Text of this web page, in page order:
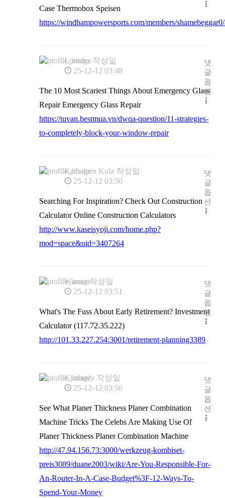
Case Thermobox Speisen
https://windhampowersports.com/members/
Lourdes 작성일
25-12-12 03:48
The 10 Most Scariest Things About Emergency Glass
Repair Emergency Glass Repair
https://tuvan.bestmua.vn/dwqa-question/11-strategies-
to-completely-block-your-window-repair
댓
글
옵
션
Kathaleen Kula 작성일
25-12-12 03:50
Searching For Inspiration? Check Out Construction
Calculator Online Construction Calculators
http://www.kaseisyoji.com/home.php?
mod=space&uid=3407264
댓
글
옵
션
Warner 작성일
25-12-12 03:51
What's The Fuss About Early Retirement? Investment
Calculator (117.72.35.222)
http://101.33.227.254:3001/retirement-planning3389
댓
글
옵
션
Kimberly 작성일
25-12-12 03:56
See What Planer Thickness Planer Combination
Machine Tricks The Celebs Are Making Use Of
Planer Thickness Planer Combination Machine
http://47.94.156.73:3000/werkzeug-kombiset-
preis3089/duane2003/wiki/Are-You-Responsible-For-
An-Router-In-A-Case-Budget%3F-12-Ways-To-
Spend-Your-Money
댓
글
옵
션